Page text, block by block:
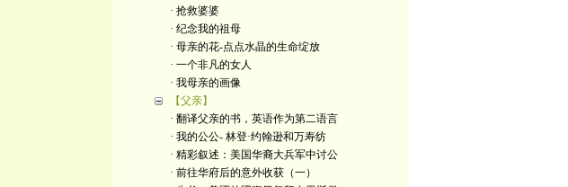
· 抢救婆婆
· 纪念我的祖母
· 母亲的花-点点水晶的生命绽放
· 一个非凡的女人
· 我母亲的画像
【父亲】
· 翻译父亲的书，英语作为第二语言
· 我的公公- 林登·约翰逊和万寿纺
· 精彩叙述：美国华裔大兵军中讨公
· 前往华府后的意外收获（一）